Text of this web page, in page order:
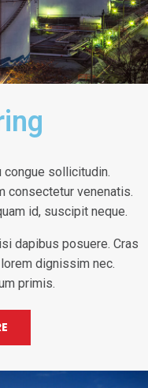
sollicitudin.
consectetur venenatis.
id, suscipit neque.
dapibus posuere. Cras
dignissim nec.
primis.